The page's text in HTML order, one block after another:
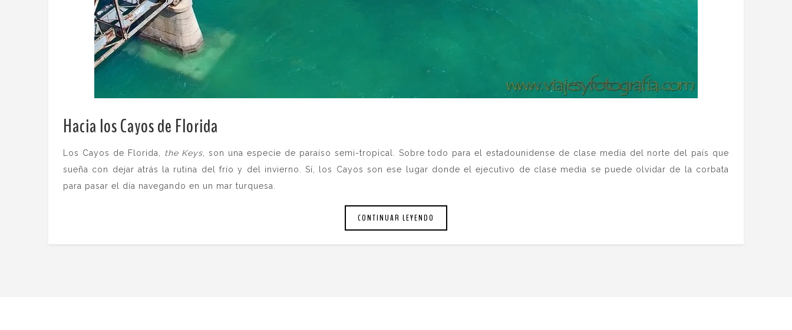
Hacia los Cayos de Florida
Los Cayos de Florida, the Keys , son una especie de paraíso semi-tropical. Sobre todo para el estadounidense de clase media del norte del país que
sueña con dejar atrás la rutina del frío y del invierno. Sí, los Cayos son ese lugar donde el ejecutivo de clase media se puede olvidar de la corbata
para pasar el día navegando en un mar turquesa.
CONTINUAR LEYENDO